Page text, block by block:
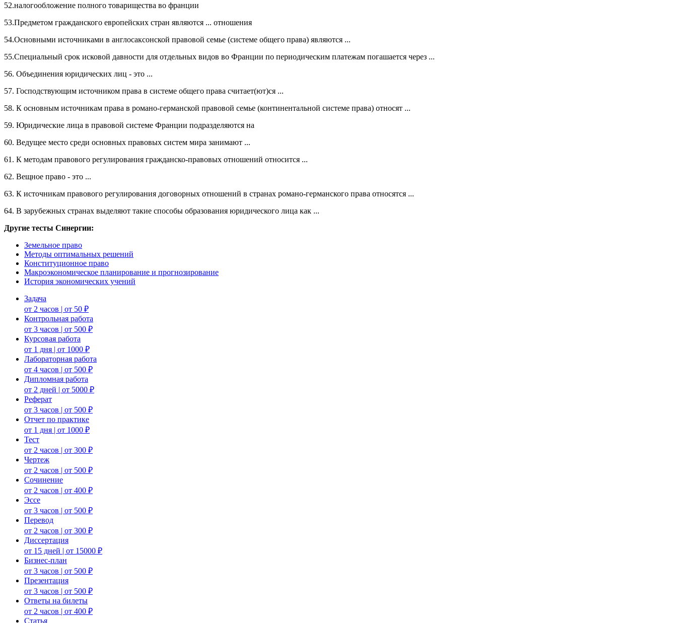
52.налогообложение полного товарищества во франции
53.Предметом гражданского европейских стран являются ... отношения
54.Основными источниками в англосаксонской правовой семье (системе общего права) являются ...
55.Специальный срок исковой давности для отдельных видов во Франции по периодическим платежам погашается через ...
56. Объединения юридических лиц - это ...
57. Господствующим источником права в системе общего права считает(ют)ся ...
58. К основным источникам права в романо-германской правовой семье (континентальной системе права) относят ...
59. Юридические лица в правовой системе Франции подразделяются на
60. Ведущее место среди основных правовых систем мира занимают ...
61. К методам правового регулирования гражданско-правовых отношений относится ...
62. Вещное право - это ...
63. К источникам правового регулирования договорных отношений в странах романо-германского права относятся ...
64. В зарубежных странах выделяют такие способы образования юридического лица как ...
Другие тесты Синергии:
Земельное право
Методы оптимальных решений
Конституционное право
Макроэкономическое планирование и прогнозирование
История экономических учений
Задача
от 2 часов | от 50 ₽
Контрольная работа
от 3 часов | от 500 ₽
Курсовая работа
от 1 дня | от 1000 ₽
Лабораторная работа
от 4 часов | от 500 ₽
Дипломная работа
от 2 дней | от 5000 ₽
Реферат
от 3 часов | от 500 ₽
Отчет по практике
от 1 дня | от 1000 ₽
Тест
от 2 часов | от 300 ₽
Чертеж
от 2 часов | от 500 ₽
Сочинение
от 2 часов | от 400 ₽
Эссе
от 3 часов | от 500 ₽
Перевод
от 2 часов | от 300 ₽
Диссертация
от 15 дней | от 15000 ₽
Бизнес-план
от 3 часов | от 500 ₽
Презентация
от 3 часов | от 500 ₽
Ответы на билеты
от 2 часов | от 400 ₽
Статья